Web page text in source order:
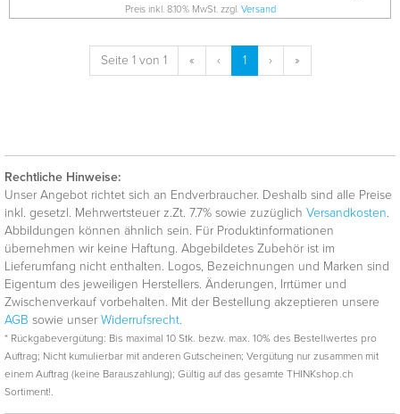
Preis inkl. 8.10% MwSt. zzgl. Versand
Seite 1 von 1 « ‹ 1 › »
Rechtliche Hinweise:
Unser Angebot richtet sich an Endverbraucher. Deshalb sind alle Preise
inkl. gesetzl. Mehrwertsteuer z.Zt. 7.7% sowie zuzüglich Versandkosten.
Abbildungen können ähnlich sein. Für Produktinformationen
übernehmen wir keine Haftung. Abgebildetes Zubehör ist im
Lieferumfang nicht enthalten. Logos, Bezeichnungen und Marken sind
Eigentum des jeweiligen Herstellers. Änderungen, Irrtümer und
Zwischenverkauf vorbehalten. Mit der Bestellung akzeptieren unsere
AGB sowie unser Widerrufsrecht.
* Rückgabevergütung: Bis maximal 10 Stk. bezw. max. 10% des Bestellwertes pro
Auftrag; Nicht kumulierbar mit anderen Gutscheinen; Vergütung nur zusammen mit
einem Auftrag (keine Barauszahlung); Gültig auf das gesamte THINKshop.ch
Sortiment!.